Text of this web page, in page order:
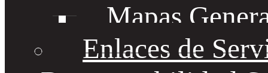
Mapas
Enlaces de